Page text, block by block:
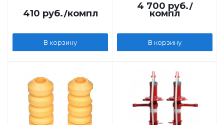
410 руб./компл
В корзину
4 700 руб./
компл
В корзину